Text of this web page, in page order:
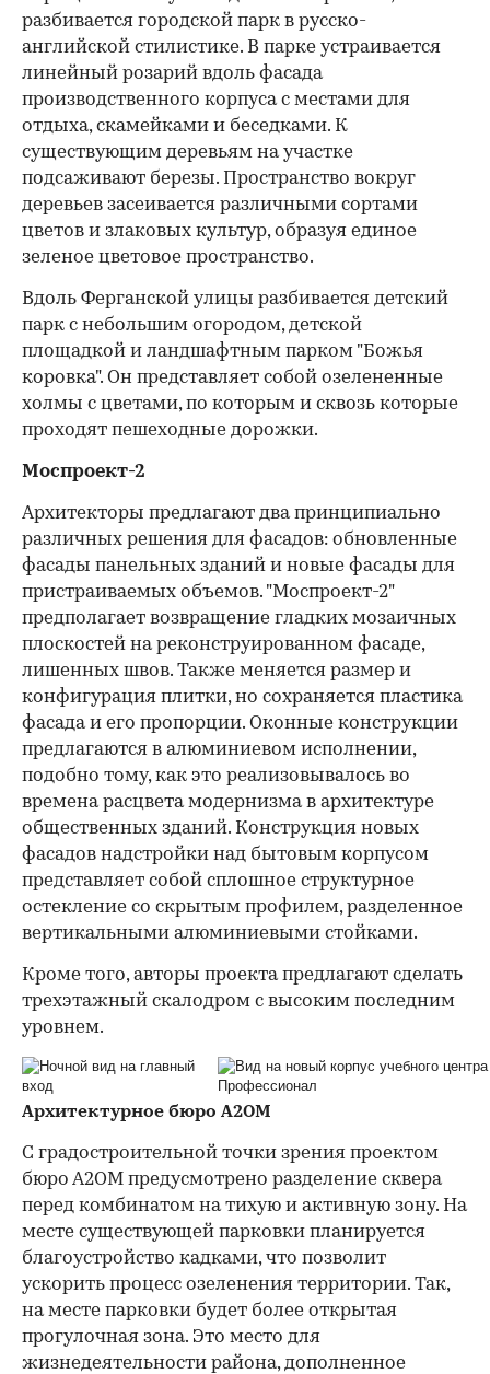
разбивается городской парк в русско-
английской стилистике. В парке устраивается
линейный розарий вдоль фасада
производственного корпуса с местами для
отдыха, скамейками и беседками. К
существующим деревьям на участке
подсаживают березы. Пространство вокруг
деревьев засеивается различными сортами
цветов и злаковых культур, образуя единое
зеленое цветовое пространство.
Вдоль Ферганской улицы разбивается детский
парк с небольшим огородом, детской
площадкой и ландшафтным парком "Божья
коровка". Он представляет собой озелененные
холмы с цветами, по которым и сквозь которые
проходят пешеходные дорожки.
Моспроект-2
Архитекторы предлагают два принципиально
различных решения для фасадов: обновленные
фасады панельных зданий и новые фасады для
пристраиваемых объемов. "Моспроект-2"
предполагает возвращение гладких мозаичных
плоскостей на реконструированном фасаде,
лишенных швов. Также меняется размер и
конфигурация плитки, но сохраняется пластика
фасада и его пропорции. Оконные конструкции
предлагаются в алюминиевом исполнении,
подобно тому, как это реализовывалось во
времена расцвета модернизма в архитектуре
общественных зданий. Конструкция новых
фасадов надстройки над бытовым корпусом
представляет собой сплошное структурное
остекление со скрытым профилем, разделенное
вертикальными алюминиевыми стойками.
Кроме того, авторы проекта предлагают сделать
трехэтажный скалодром с высоким последним
уровнем.
Архитектурное бюро А2ОМ
С градостроительной точки зрения проектом
бюро А2ОМ предусмотрено разделение сквера
перед комбинатом на тихую и активную зону. На
месте существующей парковки планируется
благоустройство кадками, что позволит
ускорить процесс озеленения территории. Так,
на месте парковки будет более открытая
прогулочная зона. Это место для
жизнедеятельности района, дополненное